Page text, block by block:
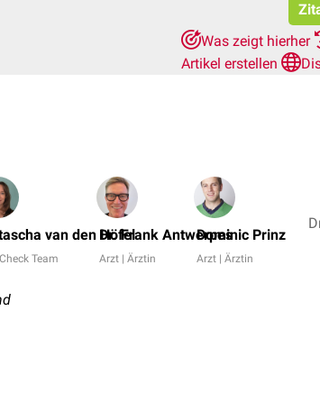
Was zeigt hierher
Artikel erstellen
van den Höfel
Team
Dr. Frank Antwerpes
Arzt | Ärztin
Dominic Prinz
Arzt | Ärztin